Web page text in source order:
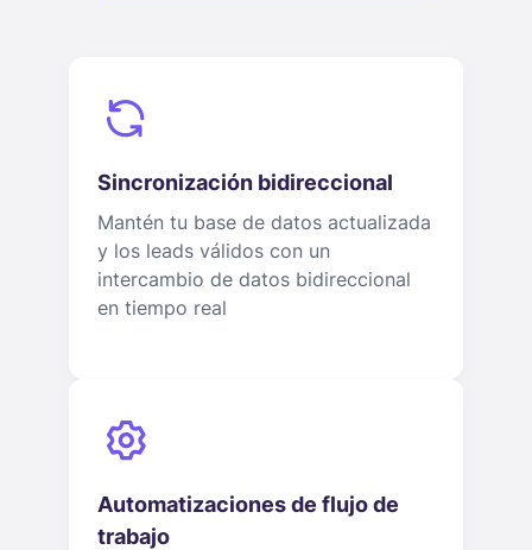
Sincronización bidireccional
Mantén tu base de datos actualizada
y los leads válidos con un
intercambio de datos bidireccional
en tiempo real
Automatizaciones de flujo de
trabajo